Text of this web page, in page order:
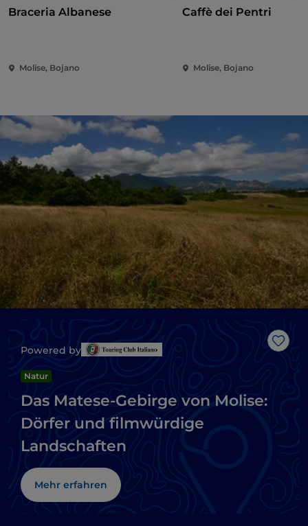
Braceria Albanese
Molise, Bojano
Caffè dei Pentri
Molise, Bojano
Like
Powered by
Natur
Das Matese-Gebirge von Molise:
Dörfer und filmwürdige
Landschaften
Mehr erfahren